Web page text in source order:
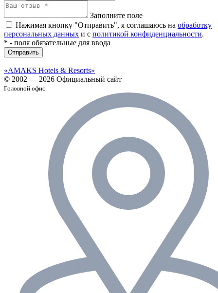
Заполните поле
Нажимая кнопку "Отправить", я соглашаюсь на обработку
персональных данных и с политикой конфиденциальности.
* - поля обязательные для ввода
Отправить
«AMAKS Hotels & Resorts»
© 2002 — 2026 Официальный сайт
Головной офис